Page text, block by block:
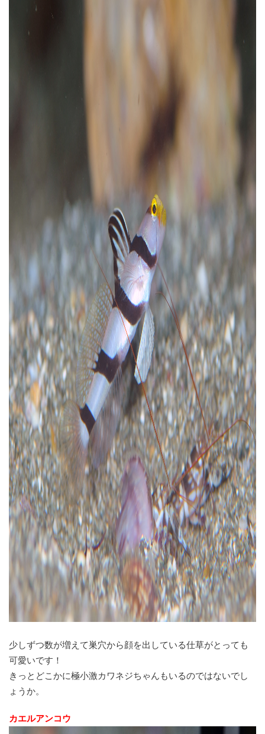
少しずつ数が増えて巣穴から顔を出している仕草がとっても
可愛いです！
きっとどこかに極小激カワネジちゃんもいるのではないでし
ょうか。
カエルアンコウ